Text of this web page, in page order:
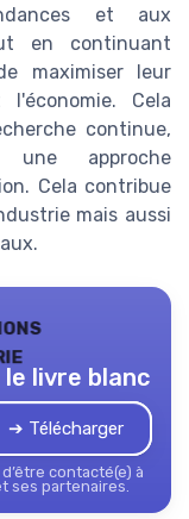
et aux
en continuant
maximiser leur
Cela
continue,
une approche
Cela contribue
mais aussi
livre blanc
➔ Télécharger
contacté(e) à
ses partenaires.